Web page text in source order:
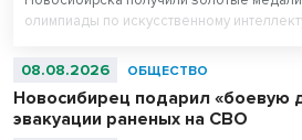
олимпиады по искусственному
абсолютными чемпионами соревнований.
08.08.2026 ОБЩЕСТВО
Новосибирец подарил «боевую
эвакуации раненых на СВО